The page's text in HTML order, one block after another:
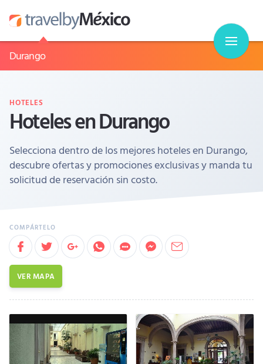
Durango
HOTELES
Hoteles en Durango
Selecciona dentro de los mejores hoteles en Durango,
descubre ofertas y promociones exclusivas y manda tu
solicitud de reservación sin costo.
VER MAPA